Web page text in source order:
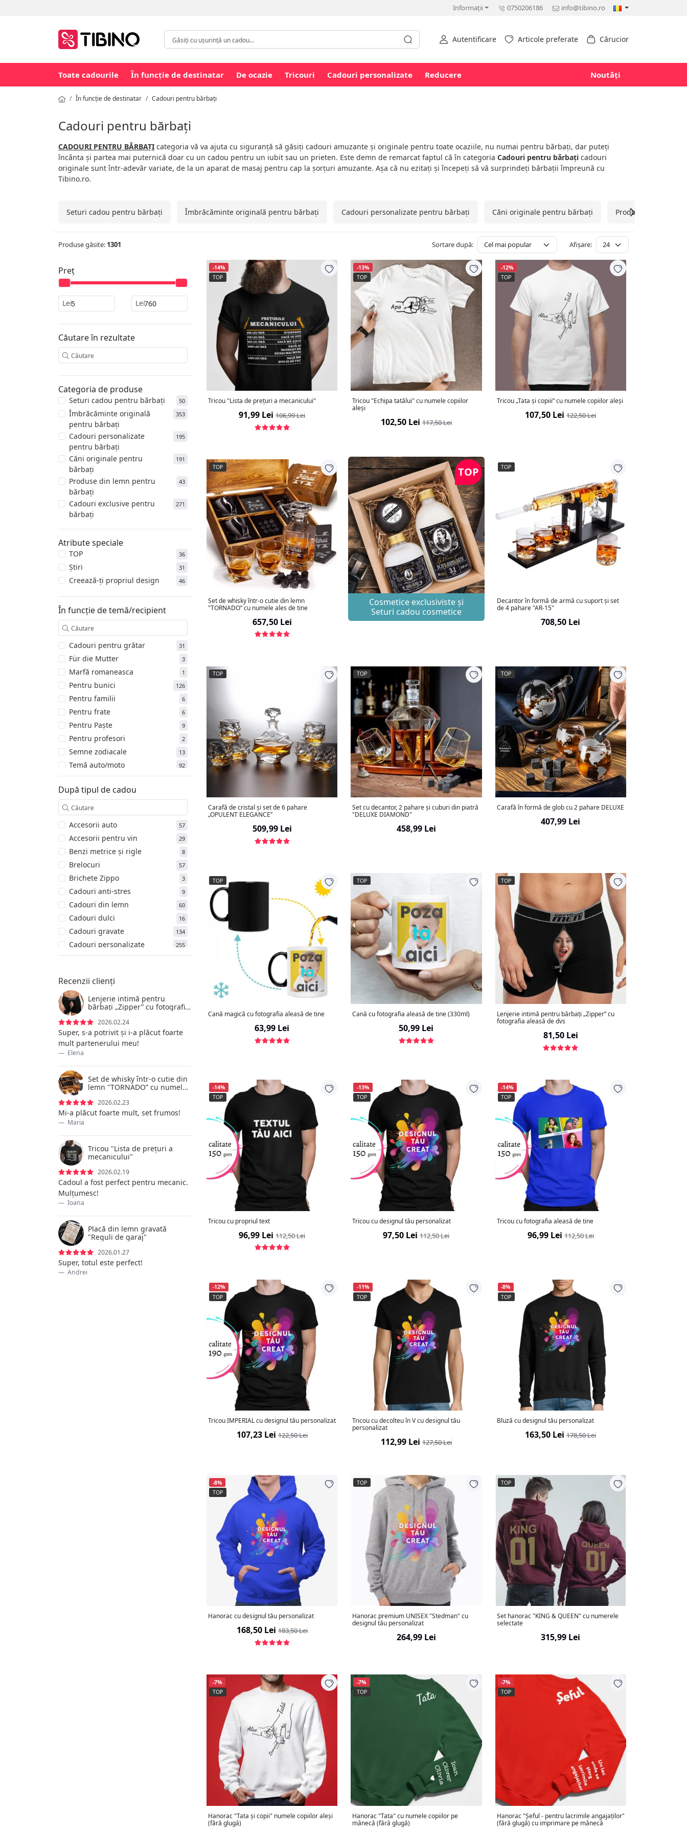
Informații 0750206186 info@tibino.ro
Autentificare Articole preferate Cărucior
Toate cadourile În funcție de destinatar De ocazie Tricouri Cadouri personalizate Reducere Noutăți
În funcție de destinatar Cadouri pentru bărbați
Cadouri pentru bărbați
CADOURI PENTRU BĂRBAȚI categoria vă va ajuta cu siguranță să găsiți cadouri amuzante și originale pentru toate ocaziile, nu numai pentru bărbați, dar puteți
încânta și partea mai puternică doar cu un cadou pentru un iubit sau un prieten. Este demn de remarcat faptul că în categoria Cadouri pentru bărbați cadouri
originale sunt într-adevăr variate, de la un aparat de masaj pentru cap la șorțuri amuzante. Așa că nu ezitați și începeți să vă surprindeți bărbații împreună cu
Tibino.ro.
Seturi cadou pentru bărbați Îmbrăcăminte originală pentru bărbați Cadouri personalizate pentru bărbați Căni originale pentru bărbați Produse din lemn
Produse găsite: 1301 Sortare după: Afișare:
Preț
Lei Lei
Căutare în rezultate
Categoria de produse
Seturi cadou pentru bărbați 50
Îmbrăcăminte originală
pentru bărbați
353
Cadouri personalizate
pentru bărbați
195
Căni originale pentru
bărbați
191
Produse din lemn pentru
bărbați
43
Cadouri exclusive pentru
bărbați
271
Atribute speciale
TOP 36
Știri 31
Creează-ți propriul design 46
În funcție de temă/recipient
Cadouri pentru grătar 31
Für die Mutter 3
Marfă romaneasca 1
Pentru bunici 126
Pentru familii 6
Pentru frate 6
Pentru Paște 9
Pentru profesori 2
Semne zodiacale 13
Temă auto/moto 92
Téma bakalárskej párty 34
Temă de apel
Temă de botez
Temă de Crăciun
Temă de Halloween
Temă de nuntă
Temă garaj
burlăcițelor
Temă pentru ziua de naștere 49
Temă pentru ziua șefului 59
După tipul de cadou
Accesorii auto 57
Accesorii pentru vin 29
Benzi metrice și rigle 8
Brelocuri 57
Brichete Zippo 3
Cadouri anti-stres 9
Cadouri din lemn 60
Cadouri dulci 16
Cadouri gravate 134
Cadouri personalizate 255
Cadouri picante 27
Căni
Căni termice
Carafă 26
Ceasuri
Ciocane cu inscripții
Cosmetice
Costume și accesorii 6
Cutii pentru bani 4
Cutii pentru chei 1
Deschizătoare de sticle
Farfurii gravate
Hărți și postere răzuibile
Îmbrăcăminte neimprimată
Îmbrăcăminte premium
Jocuri de petrecere 23
Jocuri de societate
Lenjerie intimă
Măști de somn
Pahare de bere și pahare de
shot
Parfumuri pentru casă
Recenzii clienți
Lenjerie intimă pentru
bărbați „Zipper” cu fotografia
2026.02.24
Super, s-a potrivit și i-a plăcut foarte
mult partenerului meu!
Elena
Set de whisky într-o cutie din
lemn "TORNADO” cu numele
2026.02.23
Mi-a plăcut foarte mult, set frumos!
Maria
Tricou "Lista de prețuri a
mecanicului"
2026.02.19
Cadoul a fost perfect pentru mecanic.
Mulțumesc!
Ioana
Placă din lemn gravată
"Reguli de garaj"
2026.01.27
Super, totul este perfect!
Andrei
-14%
TOP
Tricou "Lista de prețuri a mecanicului"
91,99 Lei 106,99 Lei
-13%
TOP
Tricou "Echipa tatălui" cu numele copiilor
aleși
102,50 Lei 117,50 Lei
-12%
TOP
Tricou „Tata și copiii” cu numele copiilor aleși
107,50 Lei 122,50 Lei
TOP
Set de whisky într-o cutie din lemn
"TORNADO” cu numele ales de tine
657,50 Lei
TOP
Cosmetice exclusiviste și
Seturi cadou cosmetice
TOP
Decantor în formă de armă cu suport și set
de 4 pahare "AR-15"
708,50 Lei
TOP
Carafă de cristal și set de 6 pahare
„OPULENT ELEGANCE”
509,99 Lei
TOP
Set cu decantor, 2 pahare și cuburi din piatră
"DELUXE DIAMOND"
458,99 Lei
TOP
Carafă în formă de glob cu 2 pahare DELUXE
407,99 Lei
TOP
Cană magică cu fotografia aleasă de tine
63,99 Lei
TOP
Cană cu fotografia aleasă de tine (330ml)
50,99 Lei
TOP
Lenjerie intimă pentru bărbați „Zipper” cu
fotografia aleasă de dvs
81,50 Lei
-14%
TOP
Tricou cu propriul text
96,99 Lei 112,50 Lei
-13%
TOP
Tricou cu designul tău personalizat
97,50 Lei 112,50 Lei
-14%
TOP
Tricou cu fotografia aleasă de tine
96,99 Lei 112,50 Lei
-12%
TOP
Tricou IMPERIAL cu designul tău personalizat
107,23 Lei 122,50 Lei
-11%
TOP
Tricou cu decolteu în V cu designul tău
personalizat
112,99 Lei 127,50 Lei
-8%
TOP
Bluză cu designul tău personalizat
163,50 Lei 178,50 Lei
-8%
TOP
Hanorac cu designul tău personalizat
168,50 Lei 183,50 Lei
TOP
Hanorac premium UNISEX "Stedman" cu
designul tău personalizat
264,99 Lei
TOP
Set hanorac "KING & QUEEN" cu numerele
selectate
315,99 Lei
-7%
TOP
Hanorac "Tata și copii" numele copiilor aleși
(fără glugă)
-7%
TOP
Hanorac "Tata" cu numele copiilor pe
mânecă (fără glugă)
-7%
TOP
Hanorac "Șeful - pentru lacrimile angajaților"
(fără glugă) cu imprimare pe mânecă